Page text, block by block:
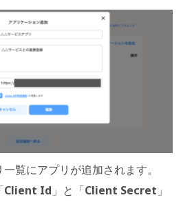
覧にアプリが追加されます。
Client Id 」と「Client Secret 」